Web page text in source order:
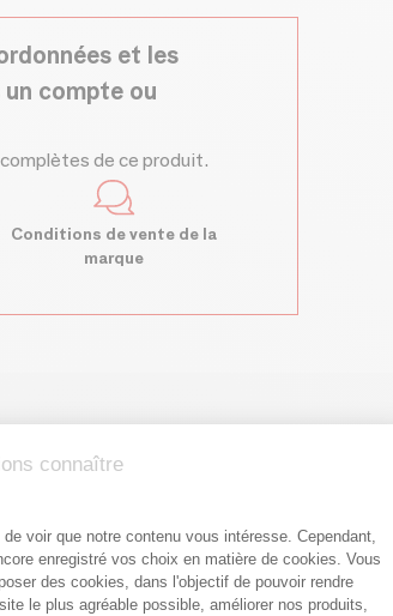
et les
compte ou
de ce produit.
Conditions de vente de la
marque
connaître
de Gestion du
voir que notre contenu vous intéresse. Cependant,
enregistré vos choix en matière de cookies. Vous
des cookies, dans l'objectif de pouvoir rendre
le plus agréable possible, améliorer nos produits,
Axeptio consent